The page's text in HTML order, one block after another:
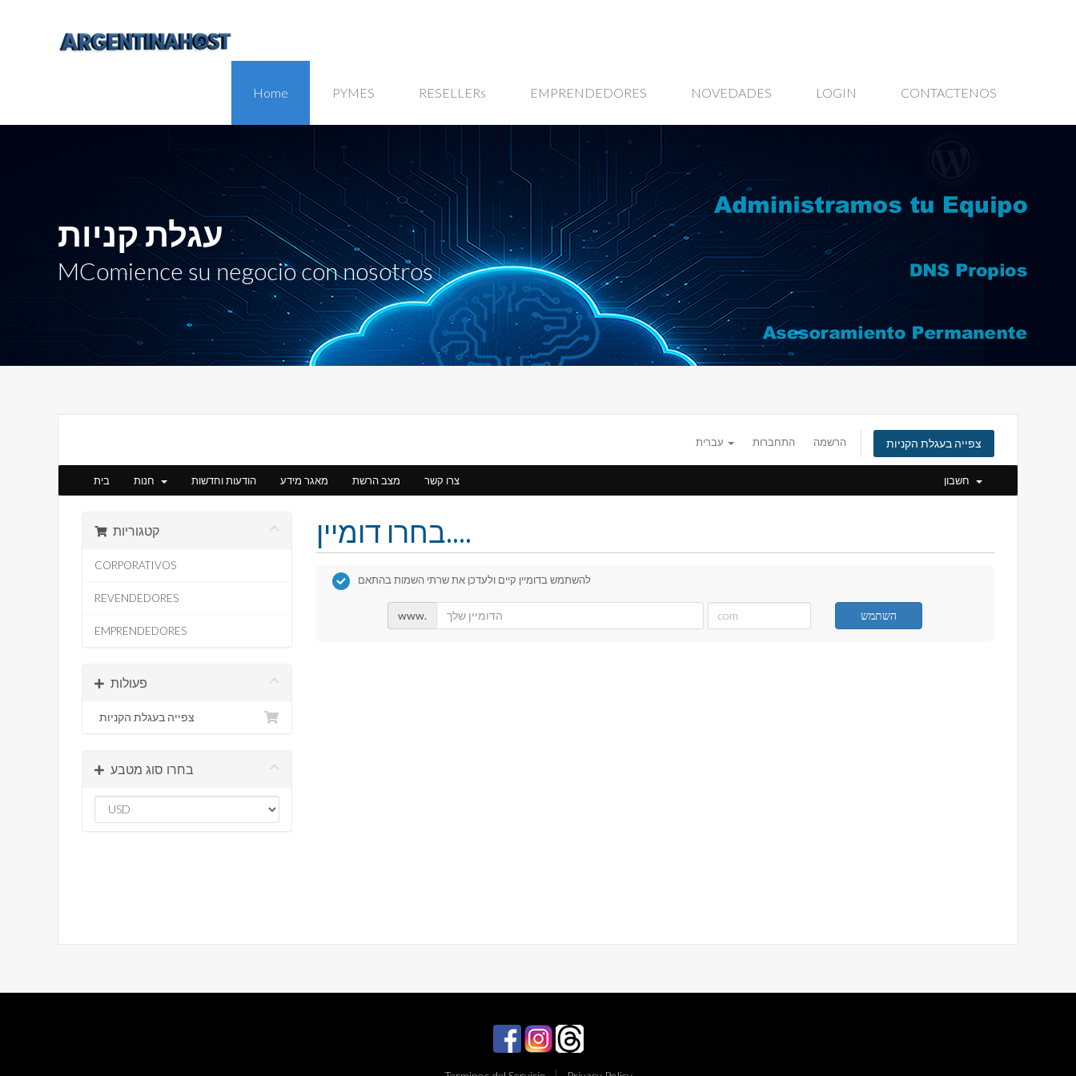
Home PYMES RESELLERs EMPRENDEDORES NOVEDADES LOGIN CONTACTENOS
עגלת קניות
MComience su negocio con nosotros
התחברות הרשמה צפייה בעגלת הקניות
בית הודעות וחדשות מאגר מידע מצב הרשת צרו קשר
קטגוריות
CORPORATIVOS
REVENDEDORES
EMPRENDEDORES
פעולות
צפייה בעגלת הקניות
בחרו סוג מטבע
בחרו דומיין....
להשתמש בדומיין קיים ולעדכן את שרתי השמות בהתאם
www. השתמש